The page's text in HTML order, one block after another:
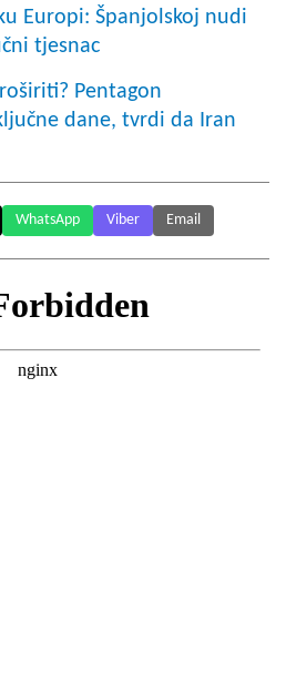
Europi: Španjolskoj nudi
tjesnac
Pentagon
dane, tvrdi da Iran
WhatsApp Viber Email